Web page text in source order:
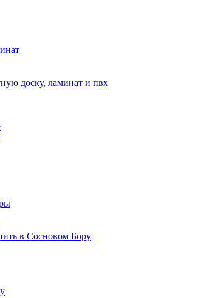
доску, ламинат и пвх
в Сосновом Бору